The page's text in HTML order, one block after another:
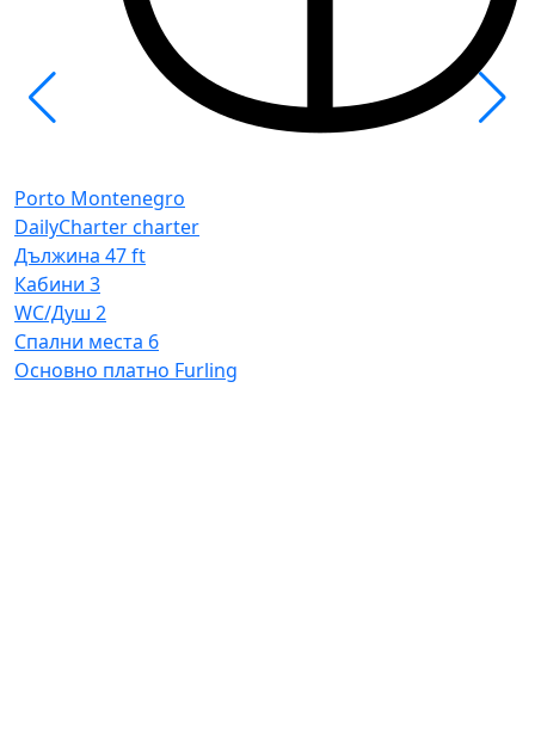
Porto Montenegro
DailyCharter charter
Дължина 47 ft
Кабини 3
WC/Душ 2
Спални места 6
Основно платно Furling